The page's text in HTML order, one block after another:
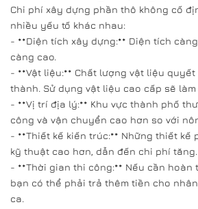
Chi phí xây dựng phần thô không cố
nhiều yếu tố khác nhau:
- **Diện tích xây dựng:** Diện tích
càng cao.
- **Vật liệu:** Chất lượng vật liệu
thành. Sử dụng vật liệu cao cấp sẽ
- **Vị trí địa lý:** Khu vực thành phố
công và vận chuyển cao hơn so với
- **Thiết kế kiến trúc:** Những thiết kế
kỹ thuật cao hơn, dẫn đến chi phí tăng.
- **Thời gian thi công:** Nếu cần hoàn
bạn có thể phải trả thêm tiền cho
ca.